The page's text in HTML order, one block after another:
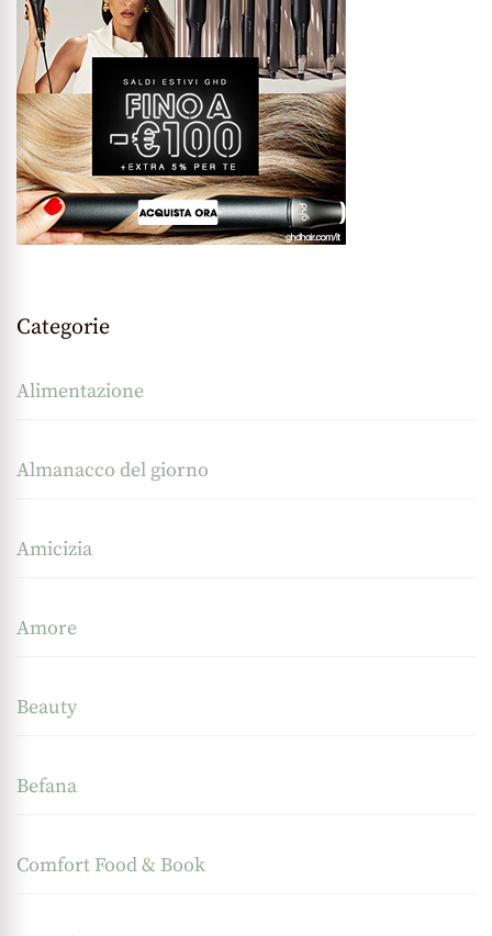
Categorie
Alimentazione
Almanacco del giorno
Amicizia
Amore
Beauty
Befana
Comfort Food & Book